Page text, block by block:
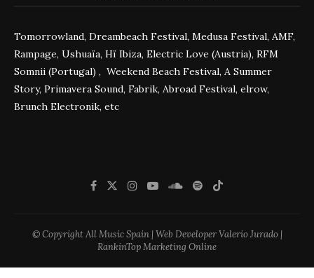
Tomorrowland, Dreambeach Festival, Medusa Festival, AMF,
Rampage, Ushuaïa, Hï Ibiza, Electric Love (Austria), RFM
Somnii (Portugal) , Weekend Beach Festival, A Summer
Story, Primavera Sound, Fabrik, Abroad Festival, elrow,
Brunch Electronik, etc
© Copyright All Music Spain | Web Developer Valerio Jurado |
RankinTop Marketing Online